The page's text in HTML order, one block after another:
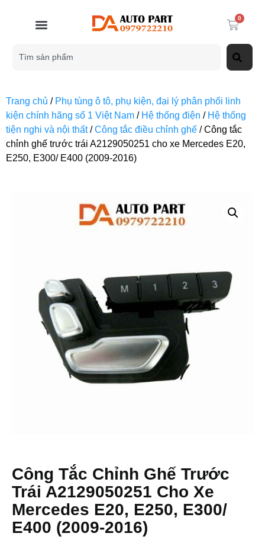
0
Trang chủ / Phụ tùng ô tô, phụ kiện, đại lý phân phối linh
kiện chính hãng số 1 Việt Nam / Hệ thống điện / Hệ thống
tiện nghi và nội thất/Công tắc điều chỉnh ghế / Công tắc
chỉnh ghế trước trái A2129050251 cho xe Mercedes E20,
E250, E300/ E400 (2009-2016)
Công Tắc Chỉnh Ghế Trước
Trái A2129050251 Cho Xe
Mercedes E20, E250, E300/
E400 (2009-2016)